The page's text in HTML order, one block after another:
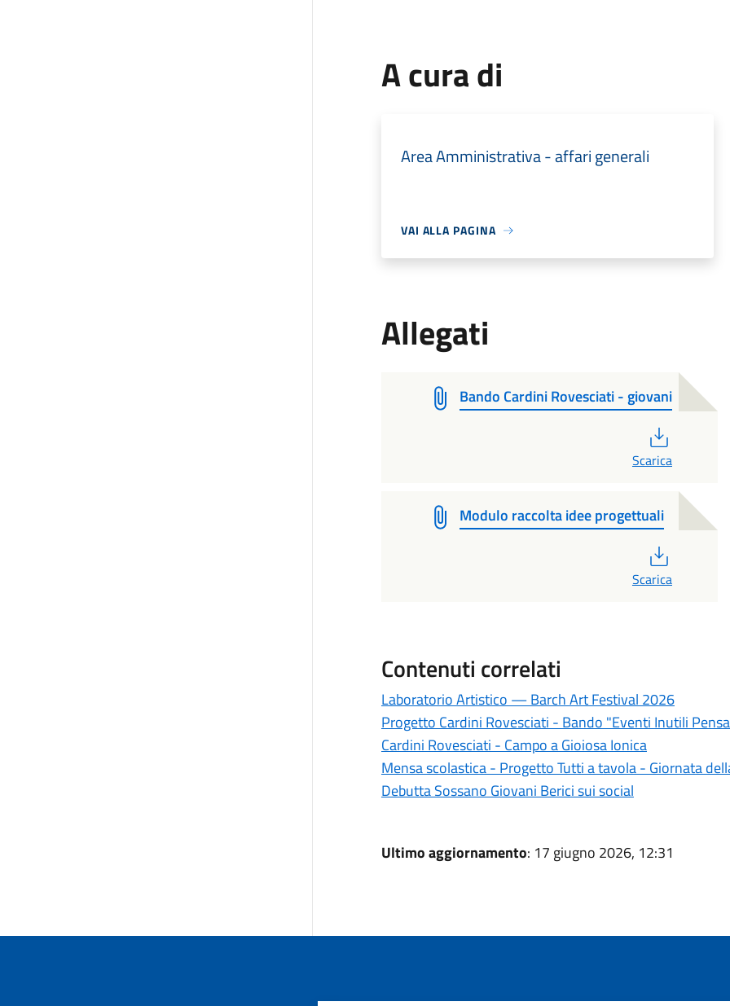
A cura di
Area Amministrativa - affari generali
VAI ALLA PAGINA
Allegati
Bando Cardini Rovesciati - giovani
Scarica
Modulo raccolta idee progettuali
Scarica
Contenuti correlati
Laboratorio Artistico — Barch Art Festival 2026
Progetto Cardini Rovesciati - Bando "Eventi Inutili
Cardini Rovesciati - Campo a Gioiosa Ionica
Mensa scolastica - Progetto Tutti a tavola - Giornata
Debutta Sossano Giovani Berici sui social
Ultimo aggiornamento: 17 giugno 2026, 12:31